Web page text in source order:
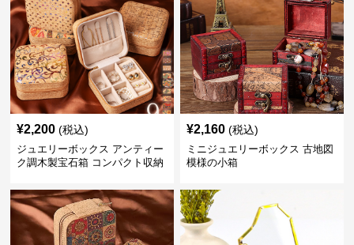
¥2,200 (税込)
ジュエリーボックス アンティー
ク調木製宝石箱 コンパクト収納
¥2,160 (税込)
ミニジュエリーボックス 古地図
模様の小箱